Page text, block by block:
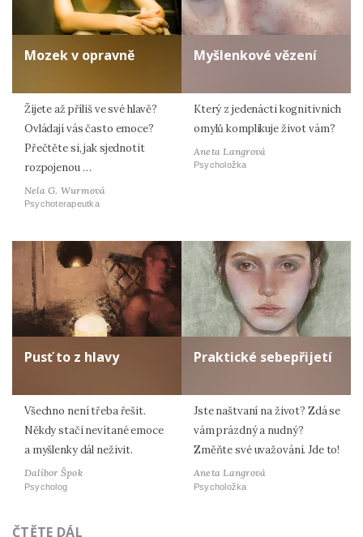
Mozek v opravně
Žijete až příliš ve své hlavě?
Ovládají vás často emoce?
Přečtěte si, jak sjednotit
rozpojenou …
Nela G. Wurmová
Psychoterapeutka
Myšlenkové vězení
Který z jedenácti kognitivních
omylů komplikuje život vám?
Aneta Langrová
Psycholožka
Pusť to z hlavy
Všechno není třeba řešit.
Někdy stačí nevítané emoce
a myšlenky dál neživit.
Dalibor Špok
Psycholog
Praktické sebepřijetí
Jste naštvaní na život? Zdá se
vám prázdný a nudný?
Změňte své uvažování. Jde to!
Aneta Langrová
Psycholožka
ČTĚTE DÁL